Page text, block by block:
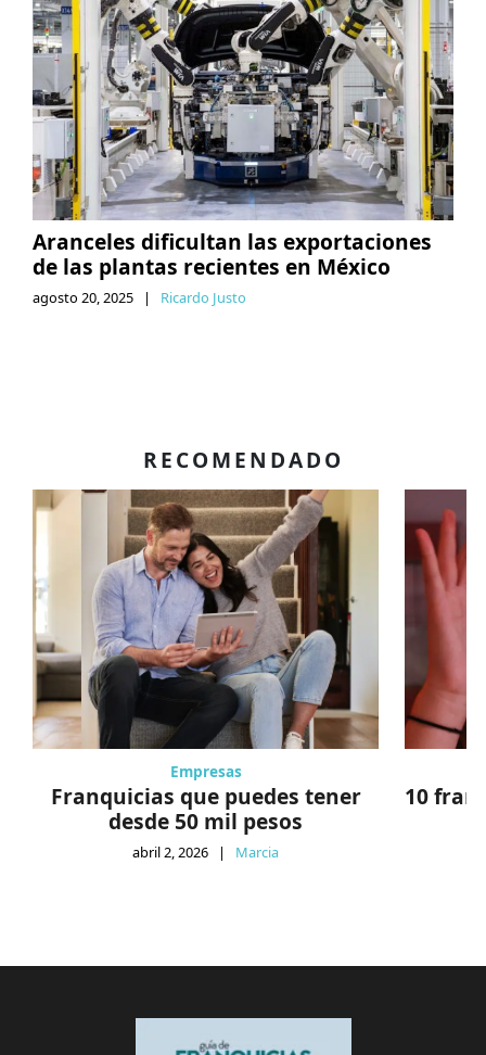
Aranceles dificultan las exportaciones
de las plantas recientes en México
agosto 20, 2025 | Ricardo Justo
RECOMENDADO
Empresas
Franquicias que puedes tener
desde 50 mil pesos
abril 2, 2026 | Marcia
10